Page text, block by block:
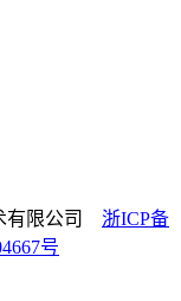
有限公司 浙ICP备
号